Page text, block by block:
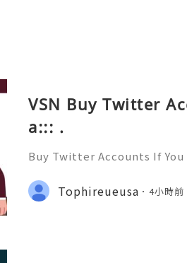
VSN Buy Twitter
a::: .
Buy Twitter Accounts If
Social network and have
hares On All Of Your Posts. W
Tophireueusa 4小時前